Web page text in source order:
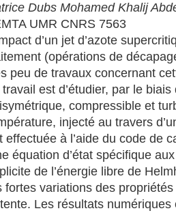
Dubs Mohamed Khalij
UMR CNRS 7563
d’un jet d’azote
(opérations de
peu de travaux concernant
est d’étudier, par le
compressible et
injecté au travers
effectuée à l’aide du code de
équation d’état spécifique
de l’énergie libre de
fortes variations des
Les résultats